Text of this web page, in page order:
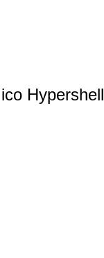
Hypershell